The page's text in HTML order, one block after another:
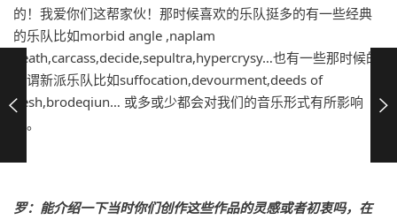
的！我爱你们这帮家伙！那时候喜欢的乐队挺多的有一些经典
的乐队比如morbid angle ,naplam
death,carcass,decide,sepultra,hypercrysy…也有一些那时候的
所谓新派乐队比如suffocation,devourment,deeds of
flesh,brodeqiun… 或多或少都会对我们的音乐形式有所影响
吧。
罗：能介绍一下当时你们创作这些作品的灵感或者初衷吗，在